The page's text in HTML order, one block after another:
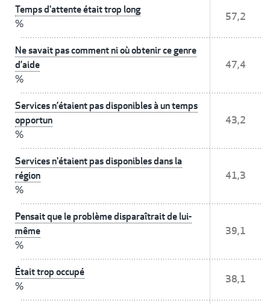
Temps d'attente était trop long
%
57,2
Ne savait pas comment ni où obtenir ce genre
d’aide
%
47,4
Services n’étaient pas disponibles à un temps
opportun
%
43,2
Services n'étaient pas disponibles dans la
région
%
41,3
Pensait que le problème disparaîtrait de lui-
même
%
39,1
Était trop occupé
%
38,1